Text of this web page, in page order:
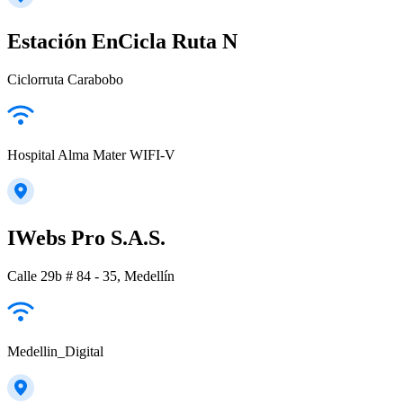
Estación EnCicla Ruta N
Ciclorruta Carabobo
Hospital Alma Mater WIFI-V
IWebs Pro S.A.S.
Calle 29b # 84 - 35, Medellín
Medellin_Digital